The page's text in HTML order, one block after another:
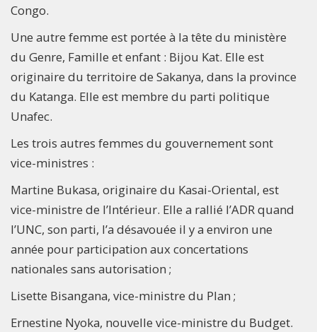
Congo.
Une autre femme est portée à la tête du ministère
du Genre, Famille et enfant : Bijou Kat. Elle est
originaire du territoire de Sakanya, dans la province
du Katanga. Elle est membre du parti politique
Unafec.
Les trois autres femmes du gouvernement sont
vice-ministres :
Martine Bukasa, originaire du Kasai-Oriental, est
vice-ministre de l’Intérieur. Elle a rallié l’ADR quand
l’UNC, son parti, l’a désavouée il y a environ une
année pour participation aux concertations
nationales sans autorisation ;
Lisette Bisangana, vice-ministre du Plan ;
Ernestine Nyoka, nouvelle vice-ministre du Budget.